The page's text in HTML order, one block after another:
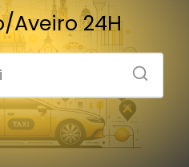
Aveiro 24H